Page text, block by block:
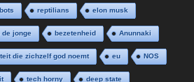
reptilians elon musk
de jonge bezetenheid Anunnaki
die zichzelf god noemt eu NOS
tech horny deep state